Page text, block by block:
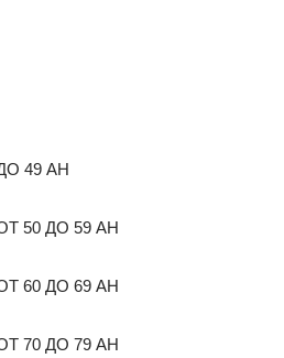
49 AH
50 ДО 59 AH
60 ДО 69 AH
70 ДО 79 AH